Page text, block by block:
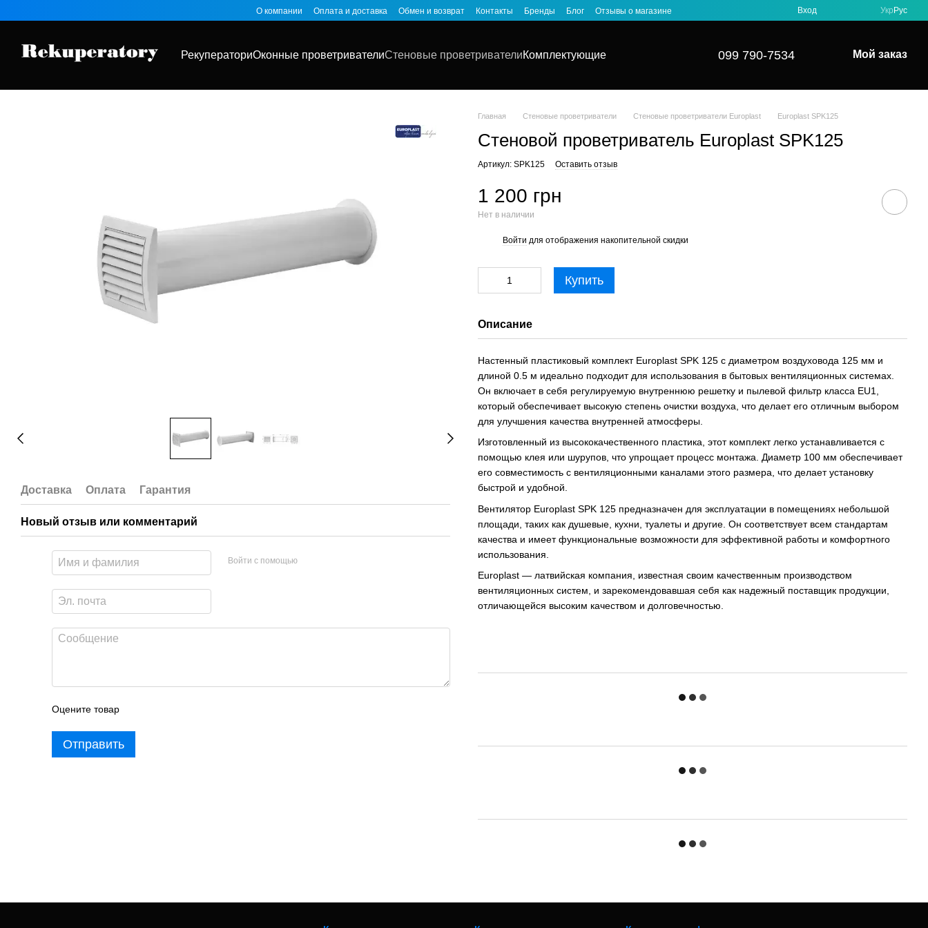
О компании Оплата и доставка Обмен и возврат Контакты Бренды Блог Отзывы о магазине Вход Укр Рус
РекуператориОконные проветривателиСтеновые проветривателиКомплектующие 099 790-7534 Мой заказ
Доставка Оплата Гарантия
Новый отзыв или комментарий
Войти с помощью
Оцените товар
Отправить
Главная Стеновые проветриватели Стеновые проветриватели Europlast Europlast SPK125
Стеновой проветриватель Europlast SPK125
Артикул: SPK125 Оставить отзыв
1 200 грн
Нет в наличии
Войти для отображения накопительной скидки
Купить
Описание
Настенный пластиковый комплект Europlast SPK 125 с диаметром воздуховода 125 мм и
длиной 0.5 м идеально подходит для использования в бытовых вентиляционных системах.
Он включает в себя регулируемую внутреннюю решетку и пылевой фильтр класса EU1,
который обеспечивает высокую степень очистки воздуха, что делает его отличным выбором
для улучшения качества внутренней атмосферы.
Изготовленный из высококачественного пластика, этот комплект легко устанавливается с
помощью клея или шурупов, что упрощает процесс монтажа. Диаметр 100 мм обеспечивает
его совместимость с вентиляционными каналами этого размера, что делает установку
быстрой и удобной.
Вентилятор Europlast SPK 125 предназначен для эксплуатации в помещениях небольшой
площади, таких как душевые, кухни, туалеты и другие. Он соответствует всем стандартам
качества и имеет функциональные возможности для эффективной работы и комфортного
использования.
Europlast — латвийская компания, известная своим качественным производством
вентиляционных систем, и зарекомендовавшая себя как надежный поставщик продукции,
отличающейся высоким качеством и долговечностью.